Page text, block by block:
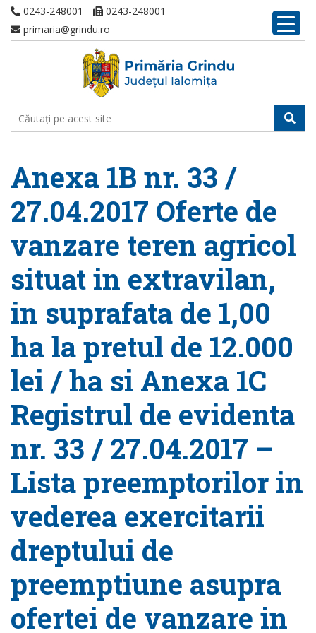
0243-248001
0243-248001
primaria@grindu.ro
Anexa 1B nr. 33 /
27.04.2017 Oferte de
vanzare teren agricol
situat in extravilan,
in suprafata de 1,00
ha la pretul de 12.000
lei / ha si Anexa 1C
Registrul de evidenta
nr. 33 / 27.04.2017 –
Lista preemptorilor in
vederea exercitarii
dreptului de
preemptiune asupra
ofertei de vanzare in